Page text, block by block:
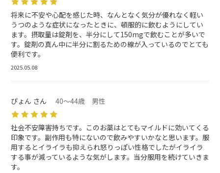
将来に不安や心配を感じた時、なんとなく気分が優れなく軽い
うつのような症状になったときに、頓服的に飲むようにしてい
ます。摂取量は錠剤を、半分にして150mgで飲むことが多いで
す。錠剤の真ん中に半分に割るための線が入っているのでとても
便利です。
2025.05.08
ぴょん さん 40～44歳 男性
社会不安障害持ちです。このお薬はとてもマイルドに効いてくる
印象です。副作用も特にないので飲みやすいかなと思います。服
用するとイライラも抑えられ怒りっぽい性格でしたがイライラ
する事が減っているような気がします。当分服用を続けていきま
す。